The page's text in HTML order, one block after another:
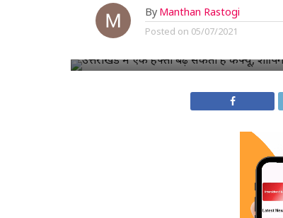
By Manthan Rastogi
Posted on 05/07/2021